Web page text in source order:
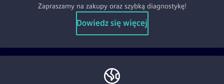
Zapraszamy na zakupy oraz szybką diagnostykę!
Dowiedz się więcej